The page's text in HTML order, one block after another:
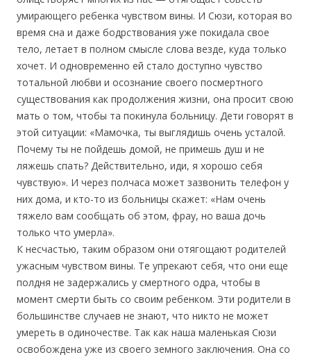
умирающего ребенка чувством вины. И Сюзи, которая во
время сна и даже бодрствования уже покидала свое
тело, летает в полном смысле слова везде, куда только
хочет. И одновременно ей стало доступно чувство
тотальной любви и осознание своего посмертного
существования как продолжения жизни, она просит свою
мать о том, чтобы та покинула больницу. Дети говорят в
этой ситуации: «Мамочка, ты выглядишь очень усталой.
Почему ты не пойдешь домой, не примешь душ и не
ляжешь спать? Действительно, иди, я хорошо себя
чувствую». И через полчаса может зазвонить телефон у
них дома, и кто-то из больницы скажет: «Нам очень
тяжело вам сообщать об этом, фрау, но ваша дочь
только что умерла».
К несчастью, таким образом они отягощают родителей
ужасным чувством вины. Те упрекают себя, что они еще
полдня не задержались у смертного одра, чтобы в
момент смерти быть со своим ребенком. Эти родители в
большинстве случаев не знают, что никто не может
умереть в одиночестве. Так как наша маленькая Сюзи
освобождена уже из своего земного заключения. Она со